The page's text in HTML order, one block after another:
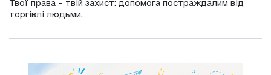
Твої права – твій захист: допомога постраждалим від
торгівлі людьми.